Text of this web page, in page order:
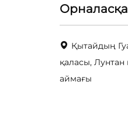
Қытайдың
қаласы,
аймағы